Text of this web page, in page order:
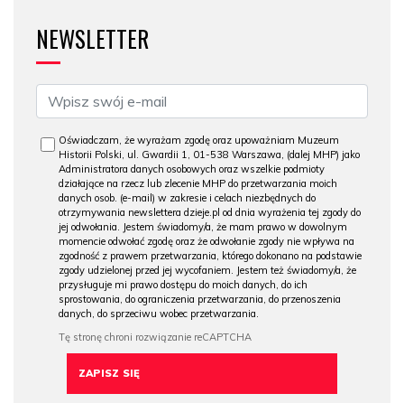
NEWSLETTER
Oświadczam, że wyrażam zgodę oraz upoważniam Muzeum
Historii Polski, ul. Gwardii 1, 01-538 Warszawa, (dalej MHP) jako
Administratora danych osobowych oraz wszelkie podmioty
działające na rzecz lub zlecenie MHP do przetwarzania moich
danych osob. (e-mail) w zakresie i celach niezbędnych do
otrzymywania newslettera dzieje.pl od dnia wyrażenia tej zgody do
jej odwołania. Jestem świadomy/a, że mam prawo w dowolnym
momencie odwołać zgodę oraz że odwołanie zgody nie wpływa na
zgodność z prawem przetwarzania, którego dokonano na podstawie
zgody udzielonej przed jej wycofaniem. Jestem też świadomy/a, że
przysługuje mi prawo dostępu do moich danych, do ich
sprostowania, do ograniczenia przetwarzania, do przenoszenia
danych, do sprzeciwu wobec przetwarzania.